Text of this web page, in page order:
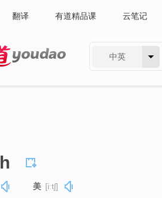
翻译 有道精品课 云笔记
中英
美 [iːtʃ]